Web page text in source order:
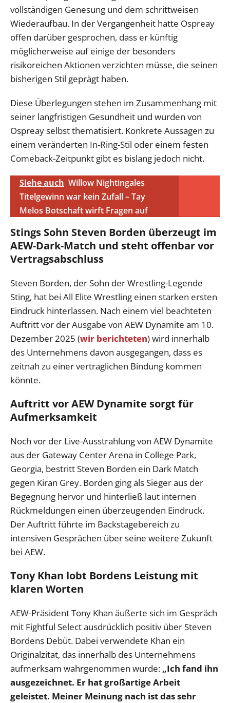
vollständigen Genesung und dem schrittweisen
Wiederaufbau. In der Vergangenheit hatte Ospreay
offen darüber gesprochen, dass er künftig
möglicherweise auf einige der besonders
risikoreichen Aktionen verzichten müsse, die seinen
bisherigen Stil geprägt haben.
Diese Überlegungen stehen im Zusammenhang mit
seiner langfristigen Gesundheit und wurden von
Ospreay selbst thematisiert. Konkrete Aussagen zu
einem veränderten In-Ring-Stil oder einem festen
Comeback-Zeitpunkt gibt es bislang jedoch nicht.
Siehe auch Willow Nightingales
Titelgewinn war kein Zufall – Tay
Melos Botschaft wirft Fragen auf
Stings Sohn Steven Borden überzeugt im
AEW-Dark-Match und steht offenbar vor
Vertragsabschluss
Steven Borden, der Sohn der Wrestling-Legende
Sting, hat bei All Elite Wrestling einen starken ersten
Eindruck hinterlassen. Nach einem viel beachteten
Auftritt vor der Ausgabe von AEW Dynamite am 10.
Dezember 2025 (wir berichteten) wird innerhalb
des Unternehmens davon ausgegangen, dass es
zeitnah zu einer vertraglichen Bindung kommen
könnte.
Auftritt vor AEW Dynamite sorgt für
Aufmerksamkeit
Noch vor der Live-Ausstrahlung von AEW Dynamite
aus der Gateway Center Arena in College Park,
Georgia, bestritt Steven Borden ein Dark Match
gegen Kiran Grey. Borden ging als Sieger aus der
Begegnung hervor und hinterließ laut internen
Rückmeldungen einen überzeugenden Eindruck.
Der Auftritt führte im Backstagebereich zu
intensiven Gesprächen über seine weitere Zukunft
bei AEW.
Tony Khan lobt Bordens Leistung mit
klaren Worten
AEW-Präsident Tony Khan äußerte sich im Gespräch
mit Fightful Select ausdrücklich positiv über Steven
Bordens Debüt. Dabei verwendete Khan ein
Originalzitat, das innerhalb des Unternehmens
aufmerksam wahrgenommen wurde: „Ich fand ihn
ausgezeichnet. Er hat großartige Arbeit
geleistet. Meiner Meinung nach ist das sehr